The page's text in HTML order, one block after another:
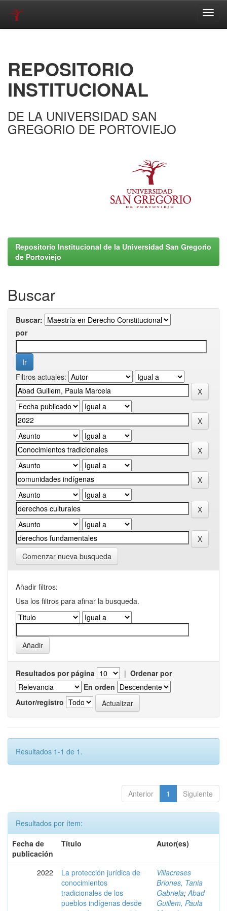
REPOSITORIO
INSTITUCIONAL
DE LA UNIVERSIDAD SAN
GREGORIO DE PORTOVIEJO
Repositorio Institucional de la Universidad San Gregorio
de Portoviejo
Buscar
Buscar:
por
Filtros actuales:
Comenzar nueva busqueda
Añadir filtros:
Usa los filtros para afinar la busqueda.
Resultados por página | Ordenar por
En orden
Autor/registro
Resultados 1-1 de 1.
Anterior 1 Siguiente
Resultados por ítem:
Fecha de
publicación
Título Autor(es)
2022
La protección jurídica de
conocimientos
tradicionales de los
pueblos indígenas desde
Villacreses
Briones, Tania
Gabriela;Abad
Guillem, Paula